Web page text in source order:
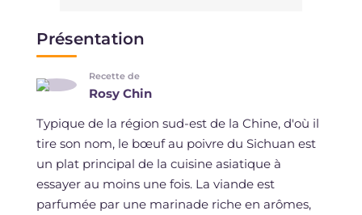
Présentation
Recette de
Rosy Chin
Typique de la région sud-est de la Chine, d'où il
tire son nom, le bœuf au poivre du Sichuan est
un plat principal de la cuisine asiatique à
essayer au moins une fois. La viande est
parfumée par une marinade riche en arômes,